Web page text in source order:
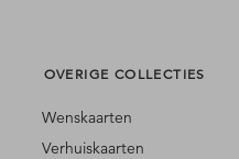
OVERIGE COLLECTIES
Wenskaarten
Verhuiskaarten